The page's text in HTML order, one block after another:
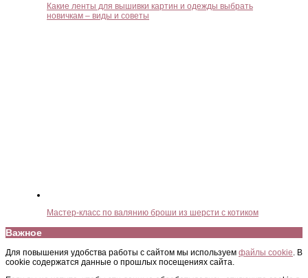
Какие ленты для вышивки картин и одежды выбрать
новичкам – виды и советы
Мастер-класс по валянию броши из шерсти с котиком
Важное
Для повышения удобства работы с сайтом мы используем файлы cookie. В
cookie содержатся данные о прошлых посещениях сайта.